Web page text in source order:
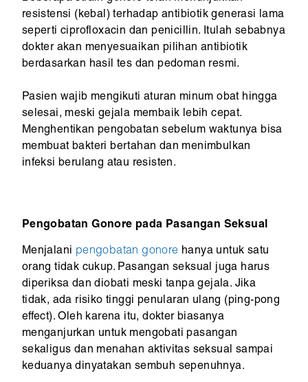
resistensi (kebal) terhadap antibiotik generasi lama
seperti ciprofloxacin dan penicillin. Itulah sebabnya
dokter akan menyesuaikan pilihan antibiotik
berdasarkan hasil tes dan pedoman resmi.
Pasien wajib mengikuti aturan minum obat hingga
selesai, meski gejala membaik lebih cepat.
Menghentikan pengobatan sebelum waktunya bisa
membuat bakteri bertahan dan menimbulkan
infeksi berulang atau resisten.
Pengobatan Gonore pada Pasangan Seksual
Menjalani pengobatan gonore hanya untuk satu
orang tidak cukup. Pasangan seksual juga harus
diperiksa dan diobati meski tanpa gejala. Jika
tidak, ada risiko tinggi penularan ulang (ping-pong
effect). Oleh karena itu, dokter biasanya
menganjurkan untuk mengobati pasangan
sekaligus dan menahan aktivitas seksual sampai
keduanya dinyatakan sembuh sepenuhnya.